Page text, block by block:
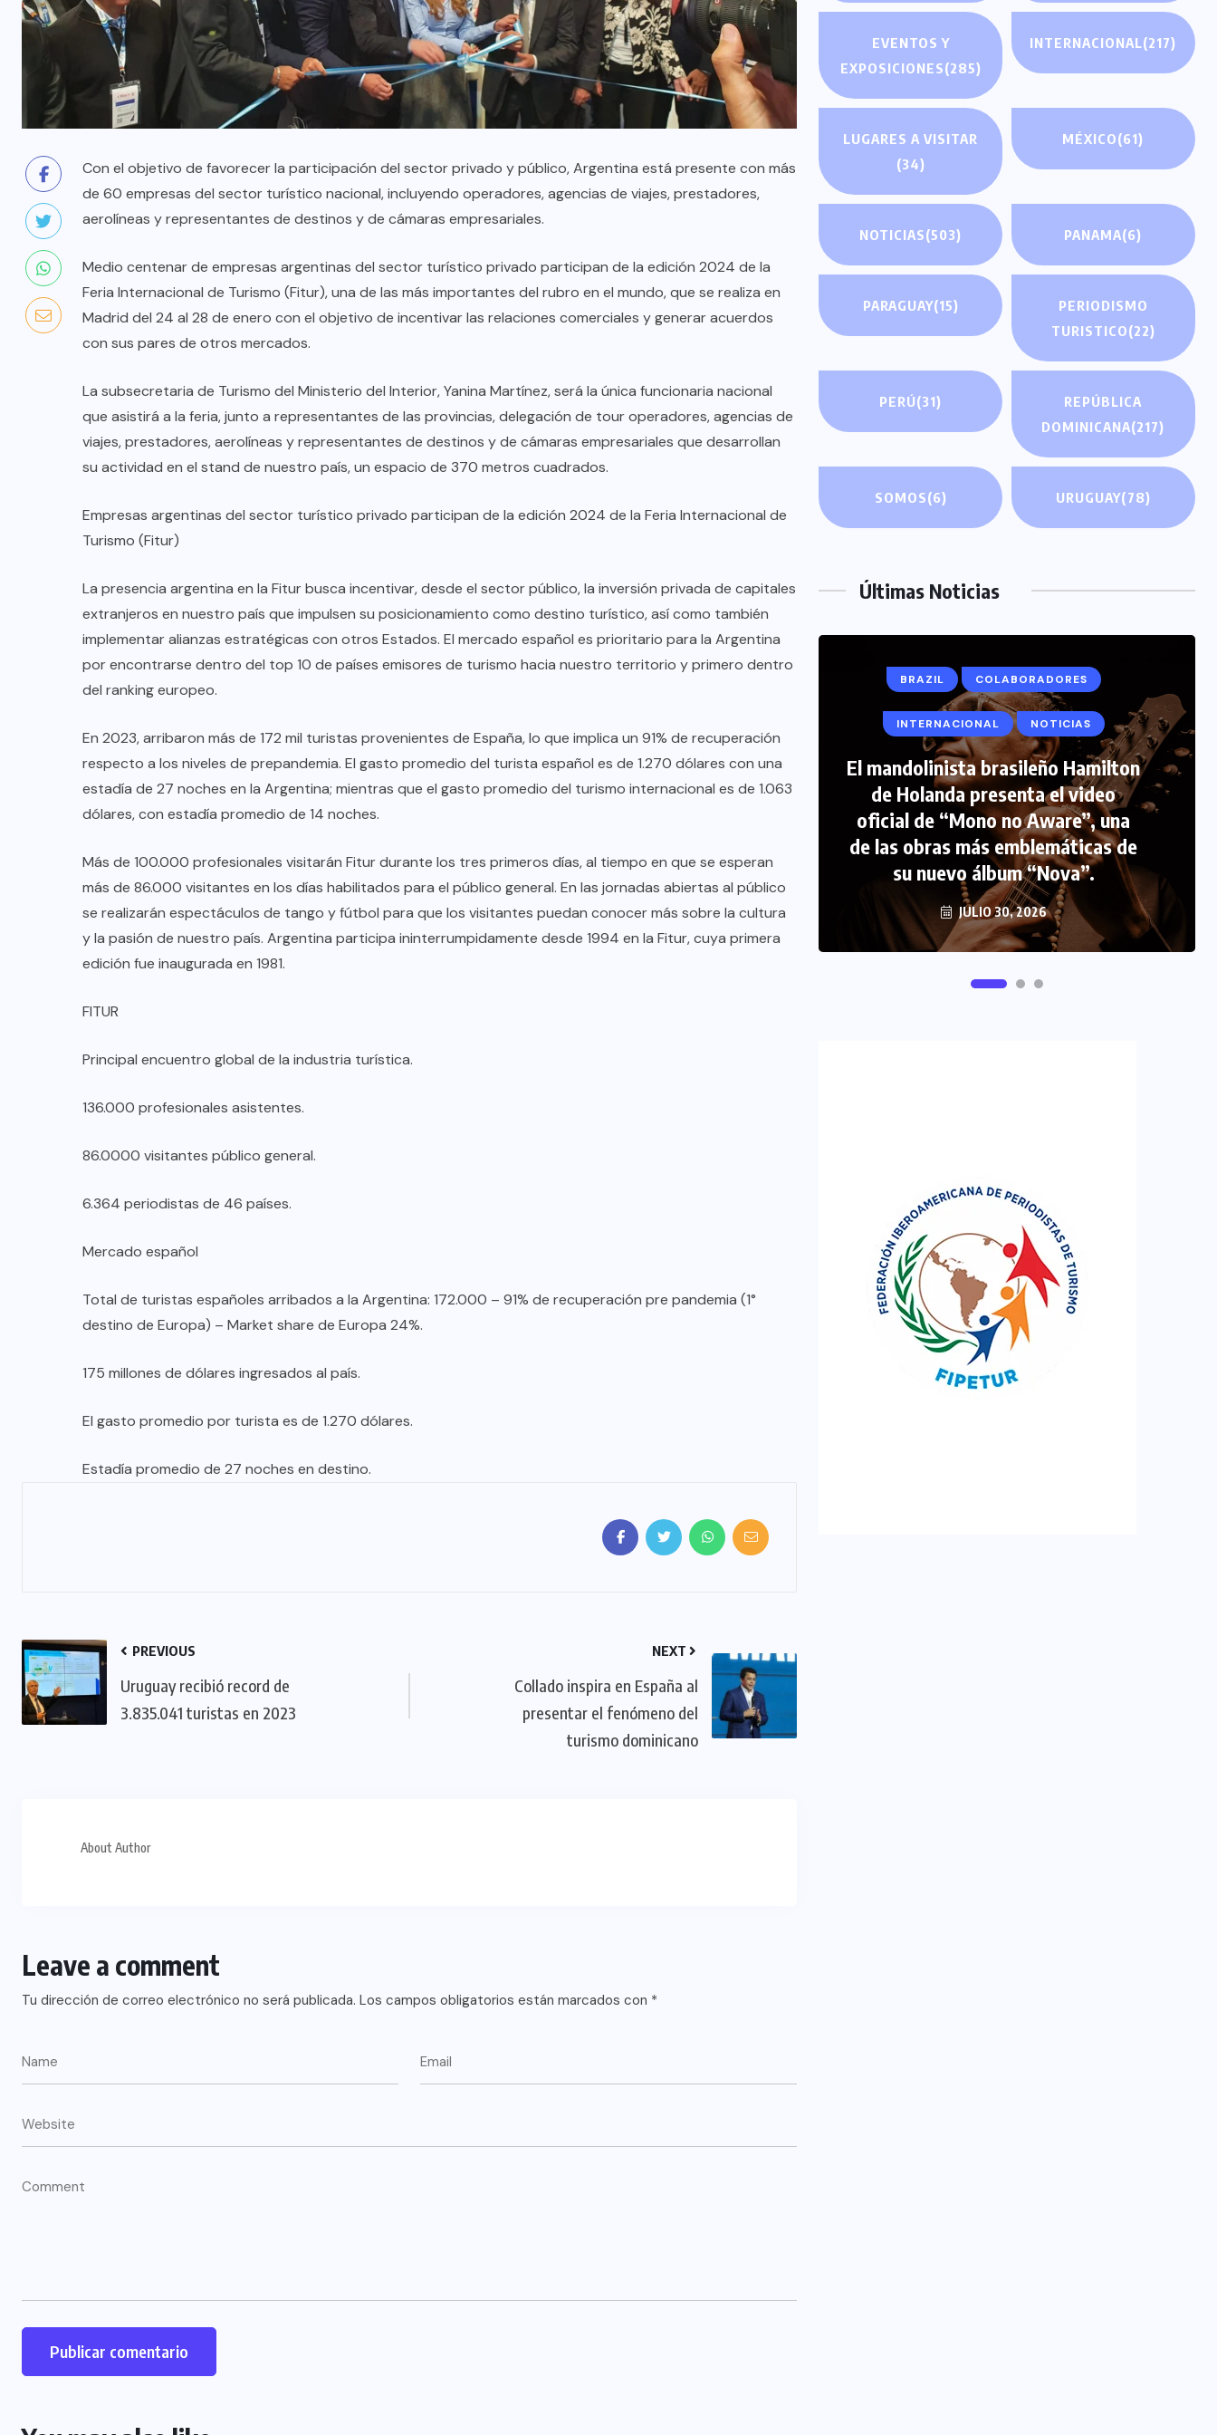
Con el objetivo de favorecer la participación del sector privado y público, Argentina está presente con más
de 60 empresas del sector turístico nacional, incluyendo operadores, agencias de viajes, prestadores,
aerolíneas y representantes de destinos y de cámaras empresariales.
Medio centenar de empresas argentinas del sector turístico privado participan de la edición 2024 de la
Feria Internacional de Turismo (Fitur), una de las más importantes del rubro en el mundo, que se realiza en
Madrid del 24 al 28 de enero con el objetivo de incentivar las relaciones comerciales y generar acuerdos
con sus pares de otros mercados.
La subsecretaria de Turismo del Ministerio del Interior, Yanina Martínez, será la única funcionaria nacional
que asistirá a la feria, junto a representantes de las provincias, delegación de tour operadores, agencias de
viajes, prestadores, aerolíneas y representantes de destinos y de cámaras empresariales que desarrollan
su actividad en el stand de nuestro país, un espacio de 370 metros cuadrados.
Empresas argentinas del sector turístico privado participan de la edición 2024 de la Feria Internacional de
Turismo (Fitur)
La presencia argentina en la Fitur busca incentivar, desde el sector público, la inversión privada de capitales
extranjeros en nuestro país que impulsen su posicionamiento como destino turístico, así como también
implementar alianzas estratégicas con otros Estados. El mercado español es prioritario para la Argentina
por encontrarse dentro del top 10 de países emisores de turismo hacia nuestro territorio y primero dentro
del ranking europeo.
En 2023, arribaron más de 172 mil turistas provenientes de España, lo que implica un 91% de recuperación
respecto a los niveles de prepandemia. El gasto promedio del turista español es de 1.270 dólares con una
estadía de 27 noches en la Argentina; mientras que el gasto promedio del turismo internacional es de 1.063
dólares, con estadía promedio de 14 noches.
Más de 100.000 profesionales visitarán Fitur durante los tres primeros días, al tiempo en que se esperan
más de 86.000 visitantes en los días habilitados para el público general. En las jornadas abiertas al público
se realizarán espectáculos de tango y fútbol para que los visitantes puedan conocer más sobre la cultura
y la pasión de nuestro país. Argentina participa ininterrumpidamente desde 1994 en la Fitur, cuya primera
edición fue inaugurada en 1981.
FITUR
Principal encuentro global de la industria turística.
136.000 profesionales asistentes.
86.0000 visitantes público general.
6.364 periodistas de 46 países.
Mercado español
Total de turistas españoles arribados a la Argentina: 172.000 – 91% de recuperación pre pandemia (1°
destino de Europa) – Market share de Europa 24%.
175 millones de dólares ingresados al país.
El gasto promedio por turista es de 1.270 dólares.
Estadía promedio de 27 noches en destino.
PREVIOUS
Uruguay recibió record de
3.835.041 turistas en 2023
NEXT
Collado inspira en España al
presentar el fenómeno del
turismo dominicano
About Author
Leave a comment
Tu dirección de correo electrónico no será publicada. Los campos obligatorios están marcados con *
EVENTOS Y
EXPOSICIONES(285)
INTERNACIONAL(217)
LUGARES A VISITAR
(34)
MÉXICO(61)
NOTICIAS(503) PANAMA(6)
PARAGUAY(15)
PERIODISMO
TURISTICO(22)
PERÚ(31)
REPÚBLICA
DOMINICANA(217)
SOMOS(6) URUGUAY(78)
Últimas Noticias
EL FIN DEL MILAGRO BOHEMIO:
TULUM EN BANCARROTA
DE PLANEACIÓN
JUNIO 24, 2026
BRAZIL COLABORADORES
INTERNACIONAL NOTICIAS
El mandolinista brasileño Hamilton
de Holanda presenta el video
oficial de “Mono no Aware”, una
de las obras más emblemáticas de
su nuevo álbum “Nova”.
JULIO 30, 2026
COLABORADORES INTERNACIONAL
NOTICIAS PERIODISMO TURISTICO
FIPETUR se solidariza con
Venezuela
JUNIO 29, 2026